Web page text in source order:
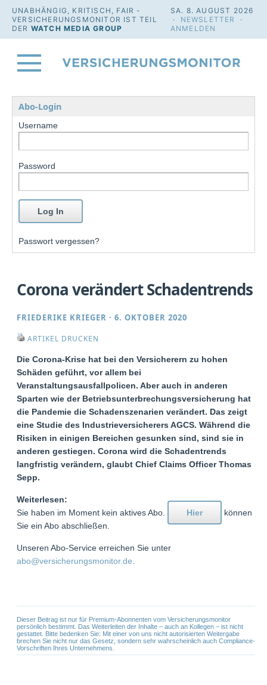
UNABHÄNGIG, KRITISCH, FAIR -
VERSICHERUNGSMONITOR IST TEIL
DER WATCH MEDIA GROUP
SA. 8. AUGUST 2026
· NEWSLETTER
·
ANMELDEN
Abo-Login
Username
Password
Passwort vergessen?
Corona verändert Schadentrends
FRIEDERIKE KRIEGER ·6. OKTOBER 2020
ARTIKEL DRUCKEN
Die Corona-Krise hat bei den Versicherern zu hohen
Schäden geführt, vor allem bei
Veranstaltungsausfallpolicen. Aber auch in anderen
Sparten wie der Betriebsunterbrechungsversicherung hat
die Pandemie die Schadenszenarien verändert. Das zeigt
eine Studie des Industrieversicherers AGCS. Während die
Risiken in einigen Bereichen gesunken sind, sind sie in
anderen gestiegen. Corona wird die Schadentrends
langfristig verändern, glaubt Chief Claims Officer Thomas
Sepp.
Weiterlesen:
Sie haben im Moment kein aktives Abo.
Hier
können
Sie ein Abo abschließen.
Unseren Abo-Service erreichen Sie unter
abo@versicherungsmonitor.de
Dieser Beitrag ist nur für Premium-Abonnenten vom Versicherungsmonitor
persönlich bestimmt. Das Weiterleiten der Inhalte – auch an Kollegen – ist nicht
gestattet. Bitte bedenken Sie: Mit einer von uns nicht autorisierten Weitergabe
brechen Sie nicht nur das Gesetz, sondern sehr wahrscheinlich auch Compliance-
Vorschriften Ihres Unternehmens.